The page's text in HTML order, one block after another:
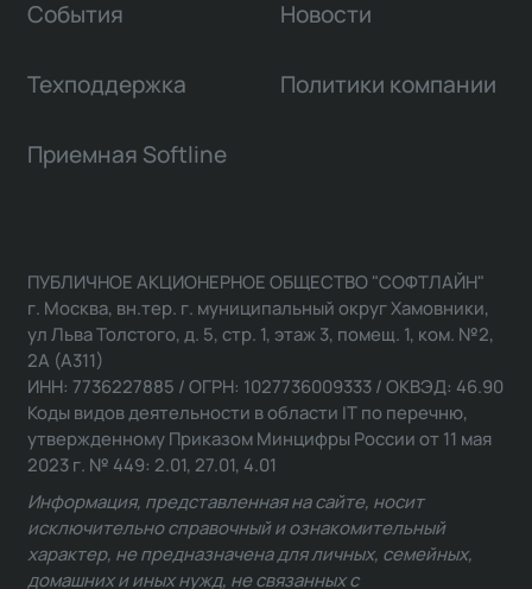
События Новости
Техподдержка Политики компании
Приемная Softline
ПУБЛИЧНОЕ АКЦИОНЕРНОЕ ОБЩЕСТВО "СОФТЛАЙН"
г. Москва, вн.тер. г. муниципальный округ Хамовники,
ул Льва Толстого, д. 5, стр. 1, этаж 3, помещ. 1, ком. №2,
2А (А311)
ИНН: 7736227885 / ОГРН: 1027736009333 / ОКВЭД: 46.90
Коды видов деятельности в области IT по перечню,
утвержденному Приказом Минцифры России от 11 мая
2023 г. № 449: 2.01, 27.01, 4.01
Информация, представленная на сайте, носит
исключительно справочный и ознакомительный
характер, не предназначена для личных, семейных,
домашних и иных нужд, не связанных с